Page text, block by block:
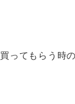
ってもらう時